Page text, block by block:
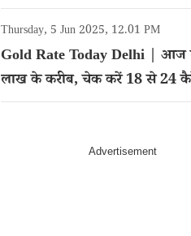
गोल्ड का रेट
Thursday, 5 Jun 2025, 12.01 PM
Gold Rate Today Delhi | आज
लाख के करीब, चेक करें 18 से 24
का रेट